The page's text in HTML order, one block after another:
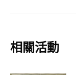
相關活動